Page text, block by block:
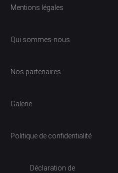
Mentions légales
Qui sommes-nous
Nos partenaires
Galerie
Politique de confidentialité
Déclaration de